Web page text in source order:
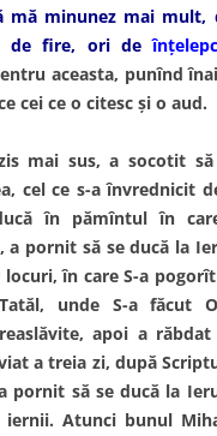
mă minunez mai mult,
de fire, ori de
aceasta, punînd
cei ce o citesc şi o aud.
mai sus, a socotit
cel ce s-a învrednicit
în pămîntul în
a pornit să se ducă la
în care S-a
unde S-a făcut
apoi a
a treia zi, după
pornit să se ducă la
Atunci bunul